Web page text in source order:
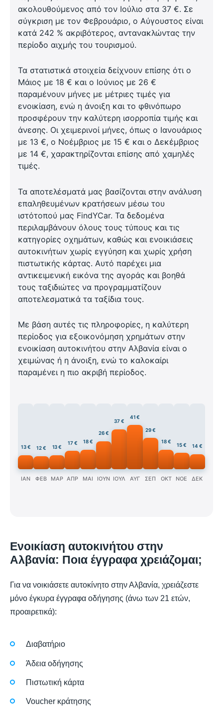
ακολουθούμενος από τον Ιούλιο στα 37 €. Σε
σύγκριση με τον Φεβρουάριο, ο Αύγουστος είναι
κατά 242 % ακριβότερος, αντανακλώντας την
περίοδο αιχμής του τουρισμού.
Τα στατιστικά στοιχεία δείχνουν επίσης ότι ο
Μάιος με 18 € και ο Ιούνιος με 26 €
παραμένουν μήνες με μέτριες τιμές για
ενοικίαση, ενώ η άνοιξη και το φθινόπωρο
προσφέρουν την καλύτερη ισορροπία τιμής και
άνεσης. Οι χειμερινοί μήνες, όπως ο Ιανουάριος
με 13 €, ο Νοέμβριος με 15 € και ο Δεκέμβριος
με 14 €, χαρακτηρίζονται επίσης από χαμηλές
τιμές.
Τα αποτελέσματά μας βασίζονται στην ανάλυση
επαληθευμένων κρατήσεων μέσω του
ιστότοπού μας FindYCar. Τα δεδομένα
περιλαμβάνουν όλους τους τύπους και τις
κατηγορίες οχημάτων, καθώς και ενοικιάσεις
αυτοκινήτων χωρίς εγγύηση και χωρίς χρήση
πιστωτικής κάρτας. Αυτό παρέχει μια
αντικειμενική εικόνα της αγοράς και βοηθά
τους ταξιδιώτες να προγραμματίζουν
αποτελεσματικά τα ταξίδια τους.
Με βάση αυτές τις πληροφορίες, η καλύτερη
περίοδος για εξοικονόμηση χρημάτων στην
ενοικίαση αυτοκινήτου στην Αλβανία είναι ο
χειμώνας ή η άνοιξη, ενώ το καλοκαίρι
παραμένει η πιο ακριβή περίοδος.
13 €
ΙΑΝ
12 €
ΦΕΒ
13 €
ΜΑΡ
17 €
ΑΠΡ
18 €
ΜΑΙ
26 €
ΙΟΥΝ
37 €
ΙΟΥΛ
41 €
ΑΥΓ
29 €
ΣΕΠ
18 €
ΟΚΤ
15 €
ΝΟΕ
14 €
ΔΕΚ
Ενοικίαση αυτοκινήτου στην
Αλβανία: Ποια έγγραφα χρειάζομαι;
Για να νοικιάσετε αυτοκίνητο στην Αλβανία, χρειάζεστε
μόνο έγκυρα έγγραφα οδήγησης (άνω των 21 ετών,
προαιρετικά):
Διαβατήριο
Άδεια οδήγησης
Πιστωτική κάρτα
Voucher κράτησης